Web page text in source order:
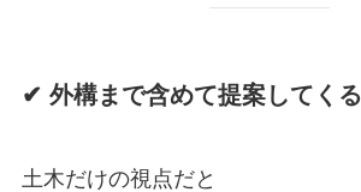
✔ 外構まで含めて提案してくる
土木だけの視点だと